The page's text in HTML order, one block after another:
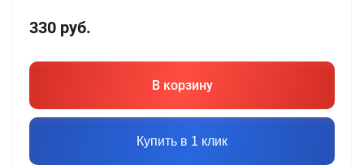
330 руб.
В корзину
Купить в 1 клик